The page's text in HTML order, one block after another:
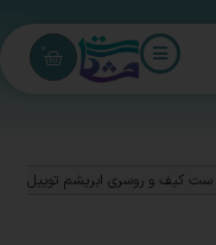
0
ست کیف و روسری ابریشم توییل